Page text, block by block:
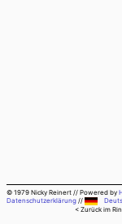
© 1979 Nicky Reinert // Powered by
Datenschutzerklärung //
< Zurück im